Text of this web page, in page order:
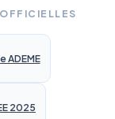
ADEME
2025